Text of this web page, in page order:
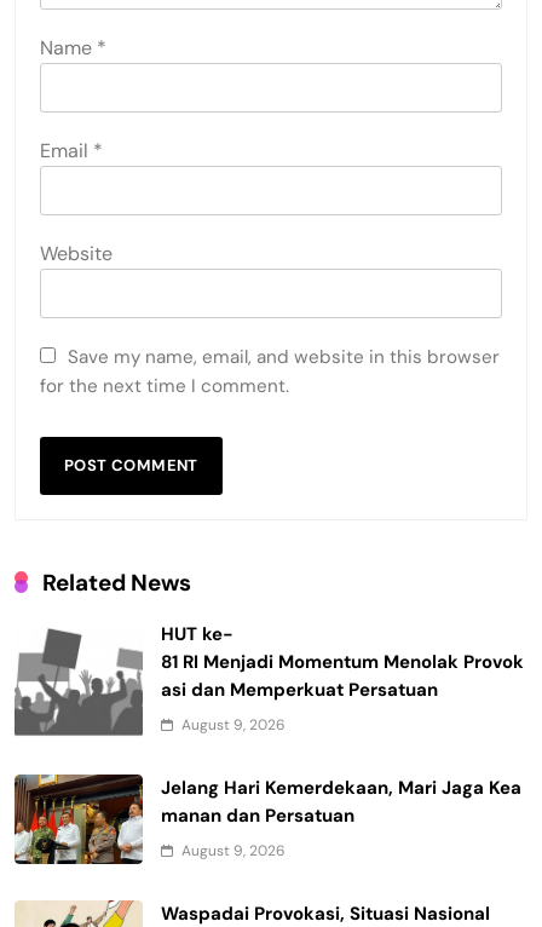
Name *
Email *
Website
Save my name, email, and website in this browser
for the next time I comment.
Related News
HUT ke-
81 RI Menjadi Momentum Menolak Provok
asi dan Memperkuat Persatuan
August 9, 2026
Jelang Hari Kemerdekaan, Mari Jaga Kea
manan dan Persatuan
August 9, 2026
Waspadai Provokasi, Situasi Nasional